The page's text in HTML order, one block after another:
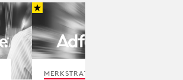
MERKSTRATEGIE